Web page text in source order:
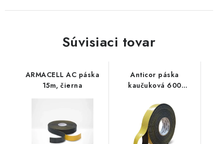
Súvisiaci tovar
ARMACELL AC páska
15m, čierna
Anticor páska
kaučuková 600
15m, čierna